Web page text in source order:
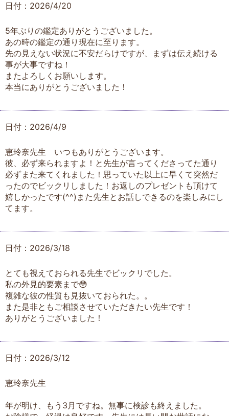
日付：2026/4/20
5年ぶりの鑑定ありがとうございました。
あの時の鑑定の通り現在に至ります。
先の見えない状況に不安だらけですが、まずは伝え続ける
事が大事ですね！
またよろしくお願いします。
本当にありがとうございました！
日付：2026/4/9
恵玲奈先生 いつもありがとうございます。
彼、必ず来られますよ！と先生が言ってくださってた通り
必ずまた来てくれました！思っていた以上に早くて突然だ
ったのでビックリしました！お返しのプレゼントも頂けて
嬉しかったです(^^)また先生とお話しできるのを楽しみにし
てます。
日付：2026/3/18
とても視えておられる先生でビックリでした。
私の外見的要素まで😳
複雑な彼の性質も見抜いておられた。。
また是非ともご相談させていただきたい先生です！
ありがとうございました！
日付：2026/3/12
恵玲奈先生
年が明け、もう3月ですね。無事に検診も終えました。